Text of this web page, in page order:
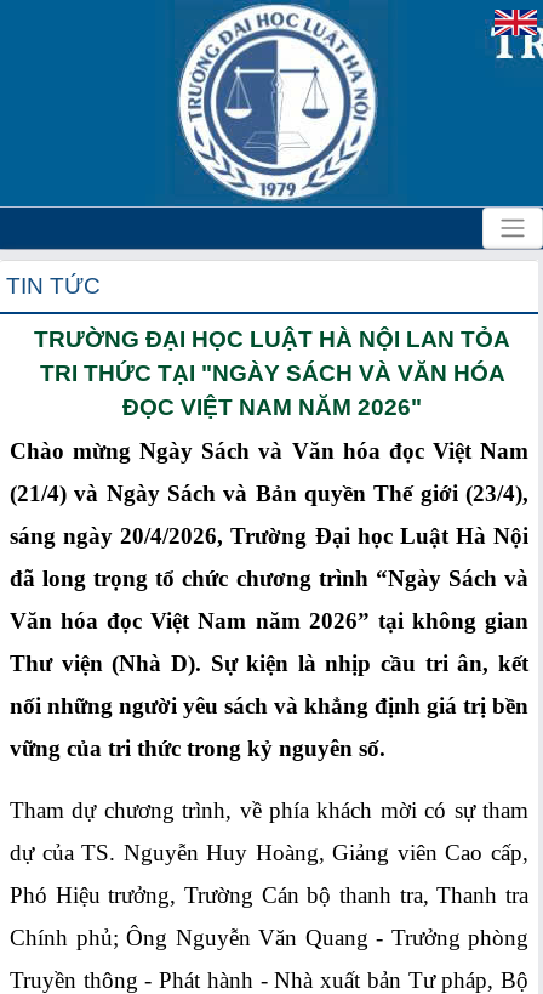
TIN TỨC
TRƯỜNG ĐẠI HỌC LUẬT HÀ NỘI LAN TỎA
TRI THỨC TẠI "NGÀY SÁCH VÀ VĂN HÓA
ĐỌC VIỆT NAM NĂM 2026"
Chào mừng Ngày Sách và Văn hóa đọc Việt Nam
(21/4) và Ngày Sách và Bản quyền Thế giới (23/4),
sáng ngày 20/4/2026, Trường Đại học Luật Hà Nội
đã long trọng tổ chức chương trình “Ngày Sách và
Văn hóa đọc Việt Nam năm 2026” tại không gian
Thư viện (Nhà D). Sự kiện là nhịp cầu tri ân, kết
nối những người yêu sách và khẳng định giá trị bền
vững của tri thức trong kỷ nguyên số.
Tham dự chương trình, về phía khách mời có sự tham
dự của TS. Nguyễn Huy Hoàng, Giảng viên Cao cấp,
Phó Hiệu trưởng, Trường Cán bộ thanh tra, Thanh tra
Chính phủ; Ông Nguyễn Văn Quang - Trưởng phòng
Truyền thông - Phát hành - Nhà xuất bản Tư pháp, Bộ